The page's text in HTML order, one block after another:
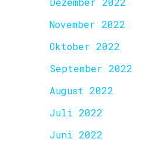
November 2022
Oktober 2022
September 2022
August 2022
Juli 2022
Juni 2022